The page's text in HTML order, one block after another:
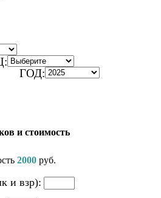
ГОД:
и стоимость
2000 руб.
и взр):